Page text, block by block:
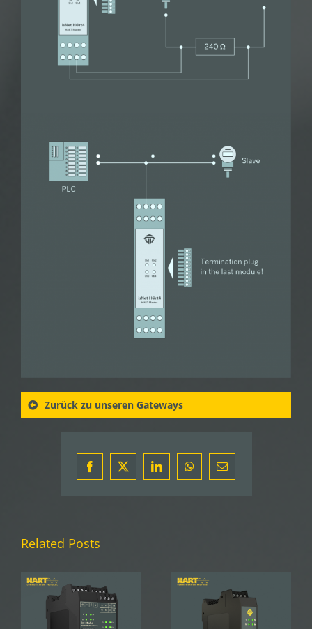
Zurück zu unseren Gateways
Facebook
X LinkedInWhatsAppEmail
Related Posts